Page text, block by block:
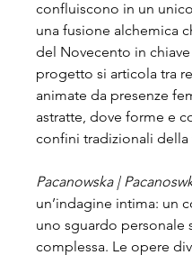
confluiscono in un
una fusione alchemica
del Novecento in
progetto si articola tra
animate da presenze
astratte, dove forme e
confini tradizionali
Pacanowska |
un’indagine intima: un
uno sguardo personale
complessa. Le opere